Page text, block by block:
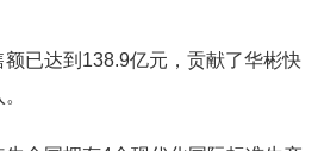
已达到138.9亿元，贡献了华彬快